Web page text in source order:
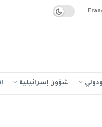
شؤون إسرائيلية